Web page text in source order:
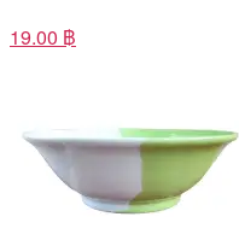
19.00 ฿